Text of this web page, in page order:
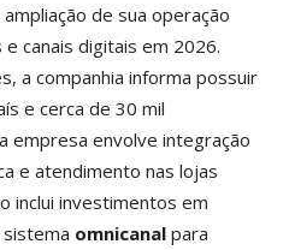
de sua operação
canais digitais em 2026.
a companhia informa possuir
e cerca de 30 mil
empresa envolve integração
e atendimento nas lojas
inclui investimentos em
omnicanal para